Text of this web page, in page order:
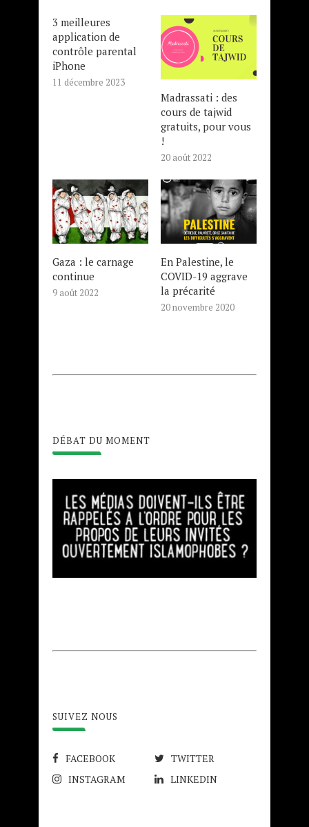
3 meilleures
application de
contrôle parental
iPhone
11 décembre 2023
Madrassati : des
cours de tajwid
gratuits, pour vous
!
20 août 2022
Gaza : le carnage
continue
9 août 2022
En Palestine, le
COVID-19 aggrave
la précarité
20 novembre 2020
DÉBAT DU MOMENT
SUIVEZ NOUS
FACEBOOK
TWITTER
INSTAGRAM
LINKEDIN